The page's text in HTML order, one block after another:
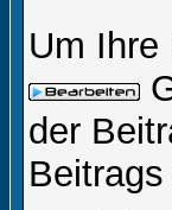
Um
der